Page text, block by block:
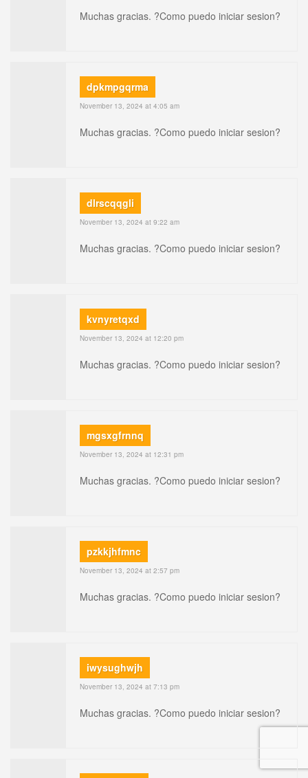
Muchas gracias. ?Como puedo iniciar sesion?
dpkmpgqrma
November 13, 2024 at 4:05 am
Muchas gracias. ?Como puedo iniciar sesion?
dlrscqqgli
November 13, 2024 at 9:22 am
Muchas gracias. ?Como puedo iniciar sesion?
kvnyretqxd
November 13, 2024 at 12:20 pm
Muchas gracias. ?Como puedo iniciar sesion?
mgsxgfrnnq
November 13, 2024 at 12:31 pm
Muchas gracias. ?Como puedo iniciar sesion?
pzkkjhfmnc
November 13, 2024 at 2:57 pm
Muchas gracias. ?Como puedo iniciar sesion?
iwysughwjh
November 13, 2024 at 7:13 pm
Muchas gracias. ?Como puedo iniciar sesion?